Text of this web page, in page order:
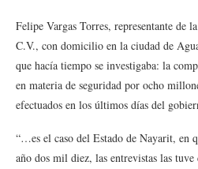
Felipe Vargas Torres, representante de
C.V., con domicilio en la ciudad de
que hacía tiempo se investigaba: la
en materia de seguridad por ocho
efectuados en los últimos días del
“…es el caso del Estado de Nayarit, en
año dos mil diez, las entrevistas las